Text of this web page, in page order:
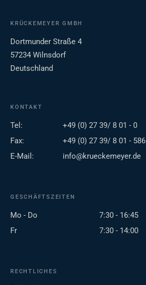
KRÜCKEMEYER GMBH
Dortmunder Straße 4
57234 Wilnsdorf
Deutschland
KONTAKT
Tel:
+49 (0) 27 39/ 8 01 - 0
Fax:
+49 (0) 27 39/ 8 01 - 586
E-Mail:
info@krueckemeyer.de
GESCHÄFTSZEITEN
Mo - Do
7:30 - 16:45
Fr
7:30 - 14:00
RECHTLICHES